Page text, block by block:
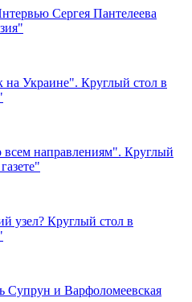
Сергея Пантелеева
на Украине". Круглый стол в
всем направлениям". Круглый
узел? Круглый стол в
Супрун и Варфоломеевская